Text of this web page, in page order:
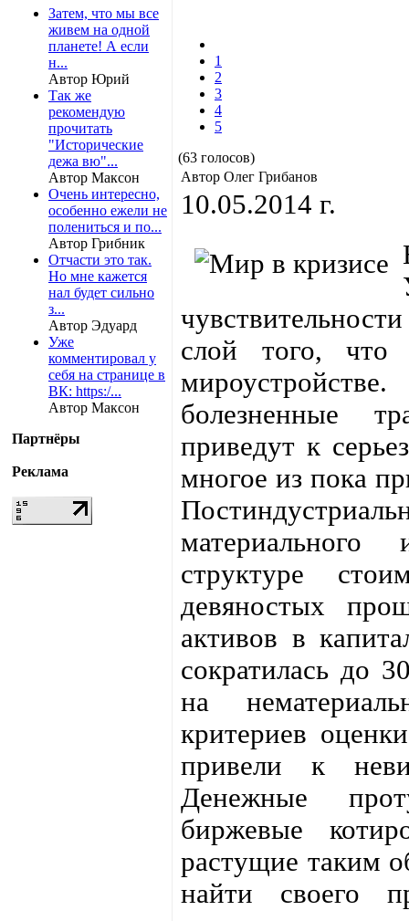
Затем, что мы все
живем на одной
планете! А если
н...
Автор Юрий
Так же
рекомендую
прочитать
"Исторические
дежа вю"...
Автор Максон
Очень интересно,
особенно ежели не
полениться и по...
Автор Грибник
Отчасти это так.
Но мне кажется
нал будет сильно
з...
Автор Эдуард
Уже
комментировал у
себя на странице в
ВК: https:/...
Автор Максон
Партнёры
Реклама
1
2
3
4
5
(63 голосов)
Автор Олег Грибанов
10.05.2014 г.
слой того, что
болезненные
приведут к
многое из пока
структуре
девяностых
активов в
сократилась до
на
критериев
привели к
Денежные
биржевые
растущие таким
найти своего